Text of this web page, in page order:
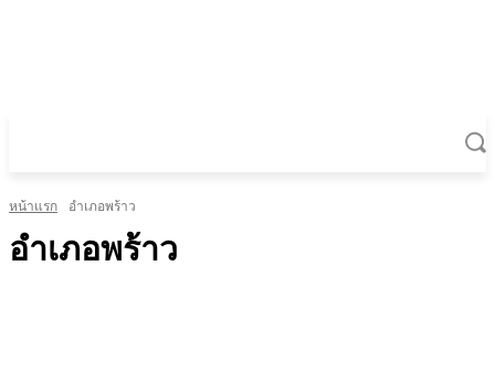
หน้าแรก อำเภอพร้าว
อำเภอพร้าว